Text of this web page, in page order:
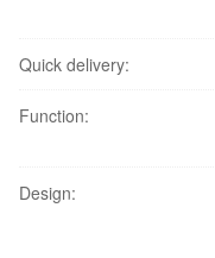
Quick delivery:
Function:
Design: